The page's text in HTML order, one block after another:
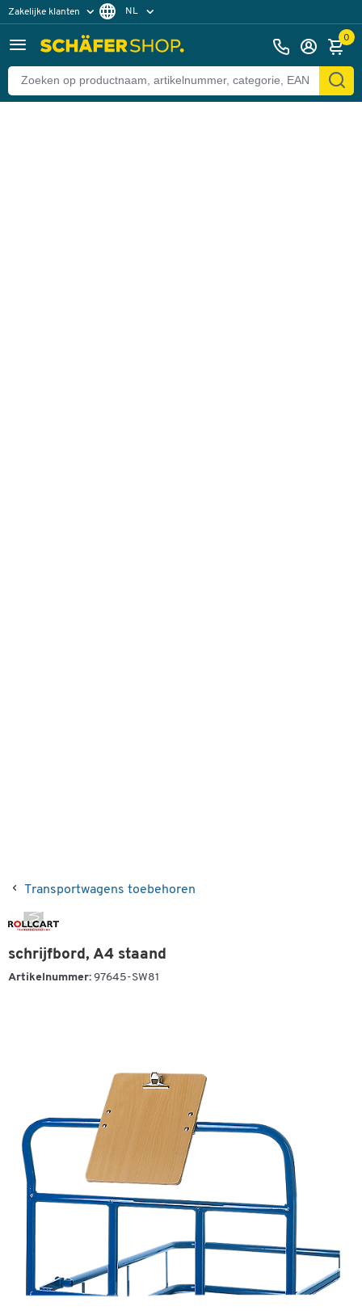
Zakelijke klanten
Particuliere klanten
NL
0
Transportwagens toebehoren
schrijfbord, A4 staand
Artikelnummer: 97645-SW81
Terug